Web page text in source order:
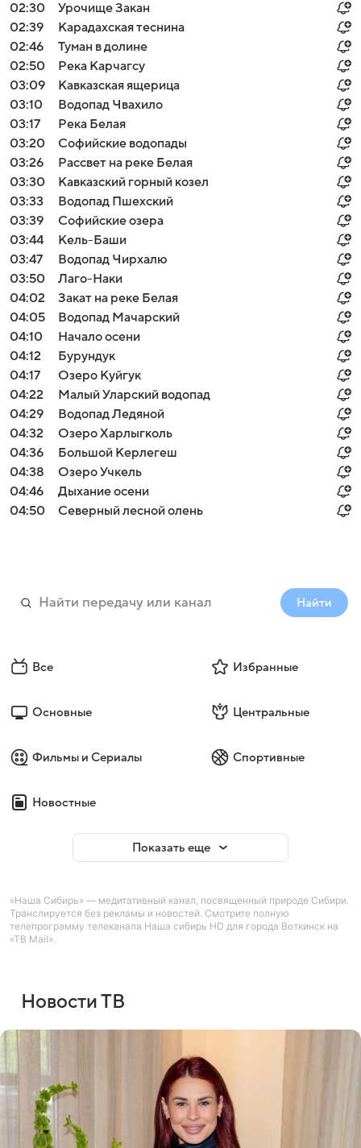
02:30
Урочище Закан
02:39
Карадахская теснина
02:46
Туман в долине
02:50
Река Карчагсу
03:09
Кавказская ящерица
03:10
Водопад Чвахило
03:17
Река Белая
03:20
Софийские водопады
03:26
Рассвет на реке Белая
03:30
Кавказский горный козел
03:33
Водопад Пшехский
03:39
Софийские озера
03:44
Кель-Баши
03:47
Водопад Чирхалю
03:50
Лаго-Наки
04:02
Закат на реке Белая
04:05
Водопад Мачарский
04:10
Начало осени
04:12
Бурундук
04:17
Озеро Куйгук
04:22
Малый Уларский водопад
04:29
Водопад Ледяной
04:32
Озеро Харлыгколь
04:36
Большой Керлегеш
04:38
Озеро Учкель
04:46
Дыхание осени
04:50
Северный лесной олень
Найти
Все Избранные
Основные Центральные
Фильмы и Сериалы Спортивные
Новостные
Показать еще
«Наша Сибирь» — медитативный канал, посвященный природе Сибири.
Транслируется без рекламы и новостей. Смотрите полную
телепрограмму телеканала Наша сибирь HD для города Воткинск на
«ТВ Mail».
Новости ТВ